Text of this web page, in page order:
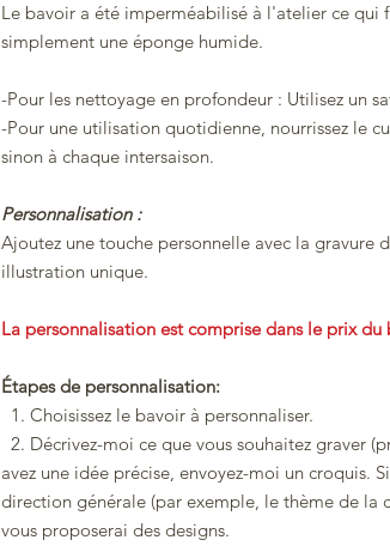
Le bavoir a été imperméabilisé à l'atelier ce
simplement une éponge humide.
-Pour les nettoyage en profondeur : Utilisez un
-Pour une utilisation quotidienne, nourrissez le
sinon à chaque intersaison.
Personnalisation :
Ajoutez une touche personnelle avec la gravure
illustration unique.
La personnalisation est comprise dans le prix du
Étapes de personnalisation:
1. Choisissez le bavoir à personnaliser.
2. Décrivez-moi ce que vous souhaitez graver
avez une idée précise, envoyez-moi un croquis.
direction générale (par exemple, le thème de la
vous proposerai des designs.